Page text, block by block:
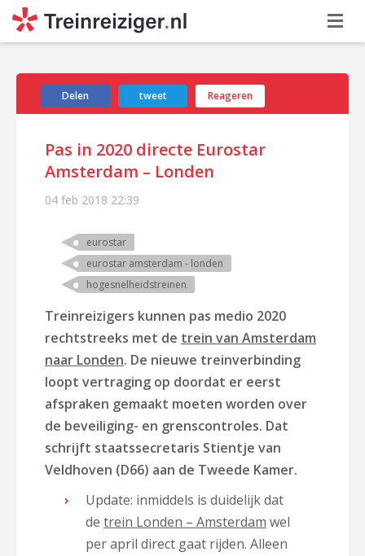
Delen tweet Reageren
Pas in 2020 directe Eurostar
Amsterdam – Londen
04 feb 2018 22:39
eurostar
eurostar amsterdam - londen
hogesnelheidstreinen
Treinreizigers kunnen pas medio 2020
rechtstreeks met de trein van Amsterdam
naar Londen. De nieuwe treinverbinding
loopt vertraging op doordat er eerst
afspraken gemaakt moeten worden over
de beveiliging- en grenscontroles. Dat
schrijft staatssecretaris Stientje van
Veldhoven (D66) aan de Tweede Kamer.
Update: inmiddels is duidelijk dat
de trein Londen – Amsterdam wel
per april direct gaat rijden. Alleen